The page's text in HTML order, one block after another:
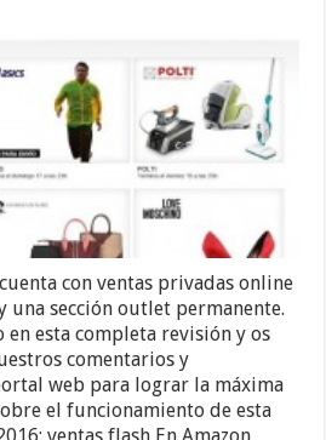
con ventas privadas online
una sección outlet permanente.
en esta completa revisión y os
comentarios y
web para lograr la máxima
el funcionamiento de esta